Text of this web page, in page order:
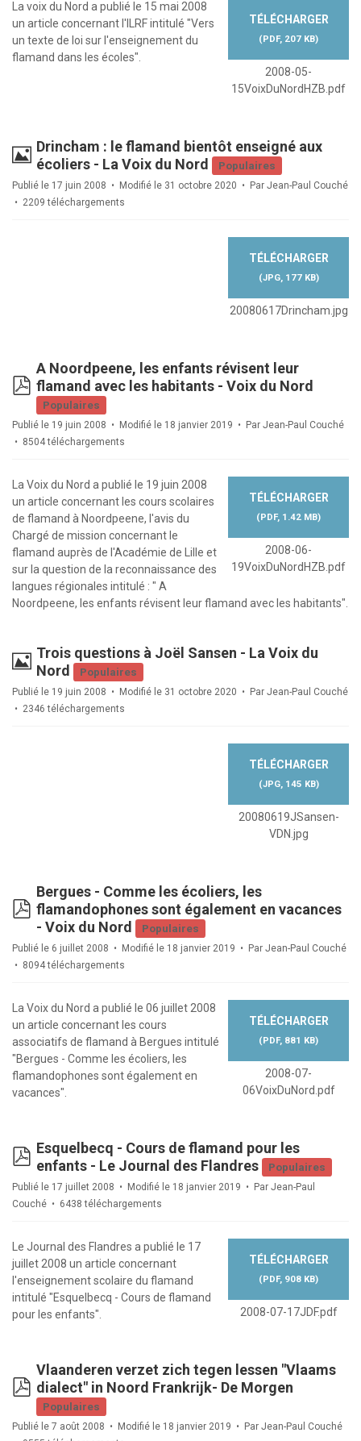
TÉLÉCHARGER
(PDF, 207 KB)
2008-05-
15VoixDuNordHZB.pdf
La voix du Nord a publié le 15 mai 2008
un article concernant l'ILRF intitulé "Vers
un texte de loi sur l'enseignement du
flamand dans les écoles".
Image
Drincham : le flamand bientôt enseigné aux
écoliers - La Voix du Nord
Populaires
Publié le 17 juin 2008 Modifié le 31 octobre 2020 Par Jean-Paul Couché
2209 téléchargements
TÉLÉCHARGER
(JPG, 177 KB)
20080617Drincham.jpg
pdf
A Noordpeene, les enfants révisent leur
flamand avec les habitants - Voix du Nord
Populaires
Publié le 19 juin 2008 Modifié le 18 janvier 2019 Par Jean-Paul Couché
8504 téléchargements
TÉLÉCHARGER
(PDF, 1.42 MB)
2008-06-
19VoixDuNordHZB.pdf
La Voix du Nord a publié le 19 juin 2008
un article concernant les cours scolaires
de flamand à Noordpeene, l'avis du
Chargé de mission concernant le
flamand auprès de l'Académie de Lille et
sur la question de la reconnaissance des
langues régionales intitulé : " A
Noordpeene, les enfants révisent leur flamand avec les habitants".
Image
Trois questions à Joël Sansen - La Voix du
Nord
Populaires
Publié le 19 juin 2008 Modifié le 31 octobre 2020 Par Jean-Paul Couché
2346 téléchargements
TÉLÉCHARGER
(JPG, 145 KB)
20080619JSansen-
VDN.jpg
pdf
Bergues - Comme les écoliers, les
flamandophones sont également en vacances
- Voix du Nord
Populaires
Publié le 6 juillet 2008 Modifié le 18 janvier 2019 Par Jean-Paul Couché
8094 téléchargements
TÉLÉCHARGER
(PDF, 881 KB)
2008-07-
06VoixDuNord.pdf
La Voix du Nord a publié le 06 juillet 2008
un article concernant les cours
associatifs de flamand à Bergues intitulé
"Bergues - Comme les écoliers, les
flamandophones sont également en
vacances".
pdf
Esquelbecq - Cours de flamand pour les
enfants - Le Journal des Flandres
Populaires
Publié le 17 juillet 2008 Modifié le 18 janvier 2019 Par Jean-Paul
Couché
6438 téléchargements
TÉLÉCHARGER
(PDF, 908 KB)
2008-07-17JDF.pdf
Le Journal des Flandres a publié le 17
juillet 2008 un article concernant
l'enseignement scolaire du flamand
intitulé "Esquelbecq - Cours de flamand
pour les enfants".
pdf
Vlaanderen verzet zich tegen lessen "Vlaams
dialect" in Noord Frankrijk- De Morgen
Populaires
Publié le 7 août 2008 Modifié le 18 janvier 2019 Par Jean-Paul Couché